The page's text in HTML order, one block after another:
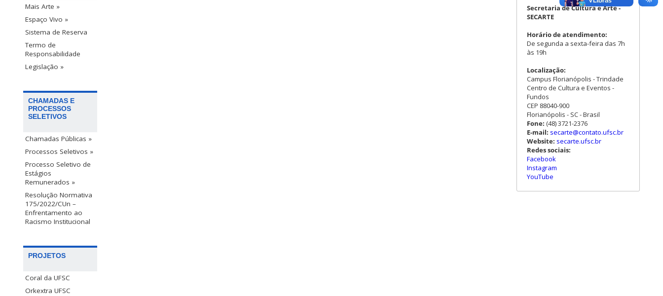
Mais Arte »
Espaço Vivo »
Sistema de Reserva
Termo de
Responsabilidade
Legislação »
CHAMADAS E
PROCESSOS
SELETIVOS
Chamadas Públicas »
Processos Seletivos »
Processo Seletivo de
Estágios
Remunerados »
Resolução Normativa
175/2022/CUn –
Enfrentamento ao
Racismo Institucional
PROJETOS
Coral da UFSC
Orkextra UFSC
Secretaria de Cultura e Arte -
SECARTE
Horário de atendimento:
De segunda a sexta-feira das 7h
às 19h
Localização:
Campus Florianópolis - Trindade
Centro de Cultura e Eventos -
Fundos
CEP 88040-900
Florianópolis - SC - Brasil
Fone: (48) 3721-2376
E-mail: secarte@contato.ufsc.br
Website: secarte.ufsc.br
Redes sociais:
Facebook
Instagram
YouTube